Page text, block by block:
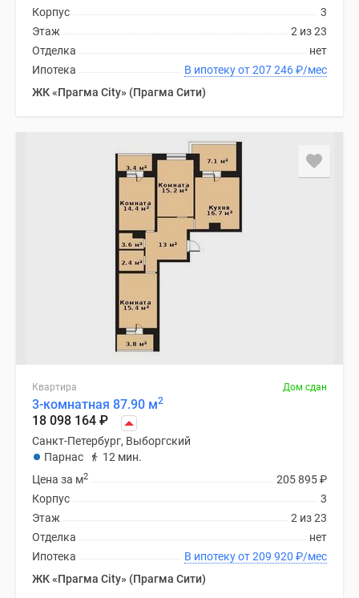
3
Корпус
2 из 23
Этаж
нет
Отделка
В ипотеку от 207 246₽/мес
Ипотека
ЖК «Прагма City» (Прагма Сити)
Квартира Дом сдан
3-комнатная 87.90 м2
18 098 164 ₽
Санкт-Петербург, Выборгский
Парнас
12 мин.
205 895₽
Цена за м2
3
Корпус
2 из 23
Этаж
нет
Отделка
В ипотеку от 209 920 ₽/мес
Ипотека
ЖК «Прагма City» (Прагма Сити)